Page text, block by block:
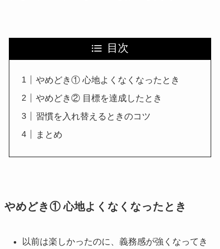
目次
やめどき① 心地よくなくなったとき
やめどき② 目標を達成したとき
習慣を入れ替えるときのコツ
まとめ
やめどき① 心地よくなくなったとき
以前は楽しかったのに、義務感が強くなってき